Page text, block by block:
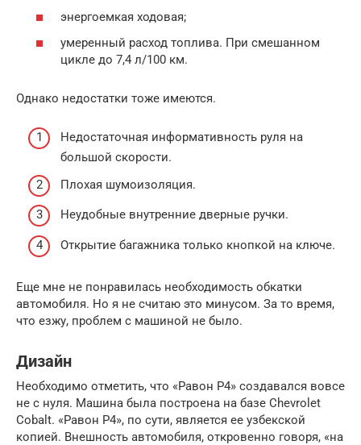
энергоемкая ходовая;
умеренный расход топлива. При смешанном
цикле до 7,4 л/100 км.
Однако недостатки тоже имеются.
Недостаточная информативность руля на
большой скорости.
Плохая шумоизоляция.
Неудобные внутренние дверные ручки.
Открытие багажника только кнопкой на ключе.
Еще мне не понравилась необходимость обкатки
автомобиля. Но я не считаю это минусом. За то время,
что езжу, проблем с машиной не было.
Дизайн
Необходимо отметить, что «Равон Р4» создавался вовсе
не с нуля. Машина была построена на базе Chevrolet
Cobalt. «Равон Р4», по сути, является ее узбекской
копией. Внешность автомобиля, откровенно говоря, «на